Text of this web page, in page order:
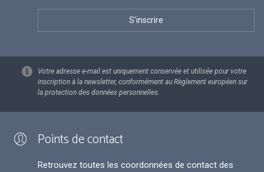
Votre adresse e-mail est uniquement conservée et utilisée pour votre
inscription à la newsletter, conformément au Règlement européen sur
la protection des données personnelles.
Points de contact
Retrouvez toutes les coordonnées de contact des